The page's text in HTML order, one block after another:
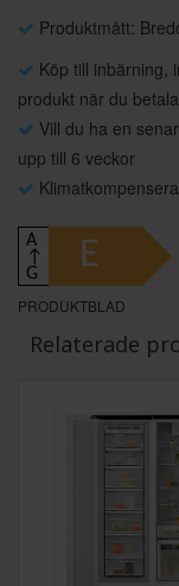
Produktmått:
Köp till inbärning,
produkt när du
Vill du ha en
upp till 6 veckor
A
↑
G
E
PRODUKTBLAD
Relaterade